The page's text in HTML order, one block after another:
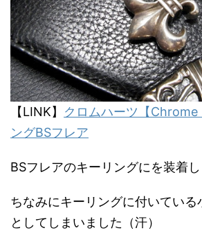
【LINK】 クロムハーツ【Chrome
ングBSフレア
BSフレアのキーリングにを装着し
ちなみにキーリングに付いている
としてしまいました（汗）